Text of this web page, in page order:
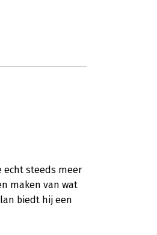
echt steeds meer
maken van wat
biedt hij een